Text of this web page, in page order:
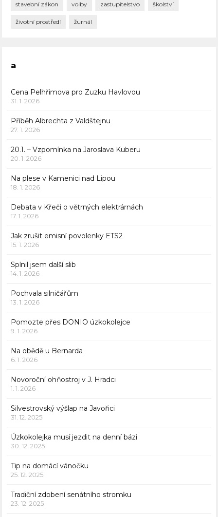
stavební zákon volby zastupitelstvo školství
životní prostředí žurnál
a
Cena Pelhřimova pro Zuzku Havlovou
31. 1. 2026
Příběh Albrechta z Valdštejnu
27. 1. 2026
20.1. – Vzpomínka na Jaroslava Kuberu
20. 1. 2026
Na plese v Kamenici nad Lipou
18. 1. 2026
Debata v Křeči o větrných elektrárnách
17. 1. 2026
Jak zrušit emisní povolenky ETS2
15. 1. 2026
Splnil jsem další slib
14. 1. 2026
Pochvala silničářům
13. 1. 2026
Pomozte přes DONIO úzkokolejce
9. 1. 2026
Na obědě u Bernarda
6. 1. 2026
Novoroční ohňostroj v J. Hradci
1. 1. 2026
Silvestrovský výšlap na Javořici
31. 12. 2025
Úzkokolejka musí jezdit na denní bázi
30. 12. 2025
Tip na domácí vánočku
25. 12. 2025
Tradiční zdobení senátního stromku
23. 12. 2025